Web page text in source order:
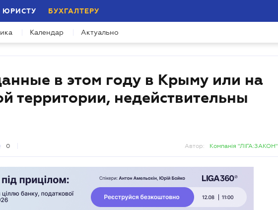
ЮРИСТУ БУХГАЛТЕРУ
Календар Актуально
в этом году в Крыму или на
территории, недействительны
0 Автор: Компанія "ЛІГА:ЗАКОН"